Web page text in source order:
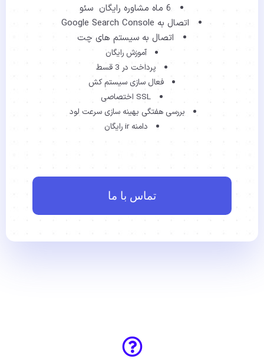
6 ماه مشاوره رایگان سئو
اتصال به Google Search Console
اتصال به سیستم های چت
آموزش رایگان
پرداخت در 3 قسط
فعال سازی سیستم کش
SSL اختصاصی
بررسی هفتگی بهینه سازی سرعت لود
دامنه ir رایگان
تماس با ما